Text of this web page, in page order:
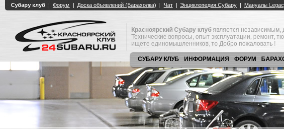
Красноярский Субару клуб является
Технические вопросы, опыт эксплуатации, ремонт,
ищете единомышленников, то Добро пожаловать !
СУБАРУ КЛУБ ИНФОРМАЦИЯ ФОРУМ